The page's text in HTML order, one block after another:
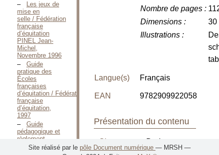
Les jeux de
mise en
selle / Fédération
française
d’équitation
PINEL Jean-
Michel,
Novembre 1996
Guide
pratique des
Écoles
françaises
d’équitation / Fédération
française
d’équitation,
1997
Guide
pédagogique et
règlement
officiel des
Nombre de pages:
Dimensions:
30
Illustrations:
Langue(s) Français
EAN 9782909922058
Présentation du contenu
Classement
: Droit
Site réalisé par le pôle Document numérique — MRSH —